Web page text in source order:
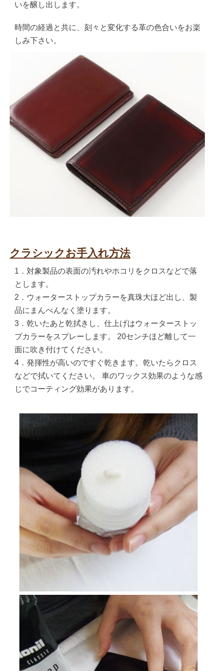
いを醸し出します。
時間の経過と共に、刻々と変化する革の色合いをお楽
しみ下さい。
クラシックお手入れ方法
1．対象製品の表面の汚れやホコリをクロスなどで落
とします。
2．ウォーターストップカラーを真珠大ほど出し、製
品にまんべんなく塗ります。
3．乾いたあと乾拭きし、仕上げはウォーターストッ
プカラーをスプレーします。 20センチほど離して一
面に吹き付けてください。
4．発揮性が高いのですぐ乾きます。乾いたらクロス
などで拭いてください。 車のワックス効果のような感
じでコーティング効果があります。